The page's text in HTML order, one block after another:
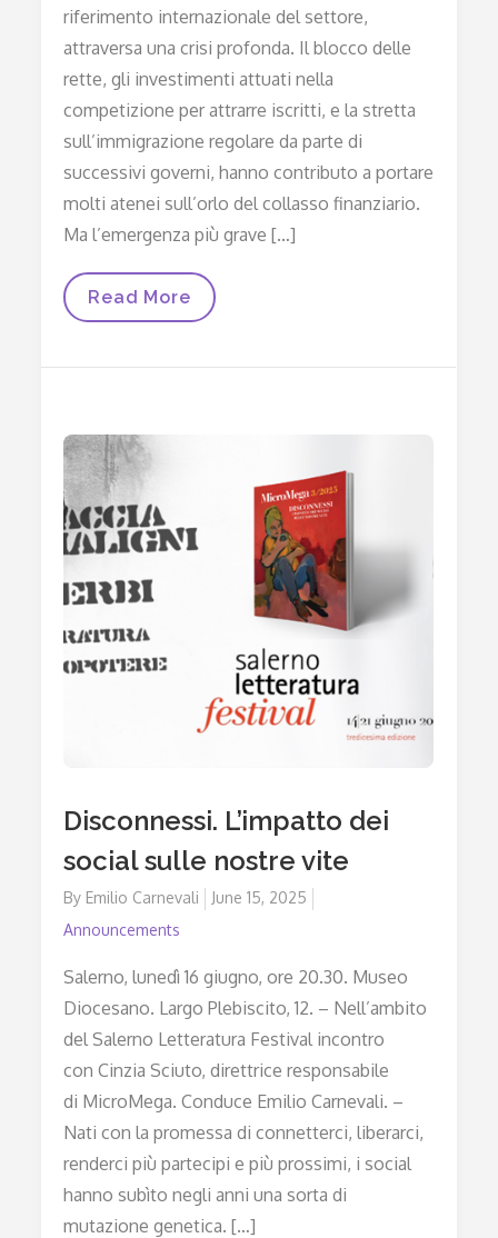
riferimento internazionale del settore,
attraversa una crisi profonda. Il blocco delle
rette, gli investimenti attuati nella
competizione per attrarre iscritti, e la stretta
sull’immigrazione regolare da parte di
successivi governi, hanno contributo a portare
molti atenei sull’orlo del collasso finanziario.
Ma l’emergenza più grave […]
L’isola
Che
Più:
Accademico
Alla
Crisi
Dell’università
Britannica
Read More
Disconnessi. L’impatto dei
social sulle nostre vite
By Emilio Carnevali
Posted
June 15, 2025
Announcements
Salerno, lunedì 16 giugno, ore 20.30. Museo
Diocesano. Largo Plebiscito, 12. – Nell’ambito
del Salerno Letteratura Festival incontro
con Cinzia Sciuto, direttrice responsabile
di MicroMega. Conduce Emilio Carnevali. –
Nati con la promessa di connetterci, liberarci,
renderci più partecipi e più prossimi, i social
hanno subìto negli anni una sorta di
mutazione genetica. […]